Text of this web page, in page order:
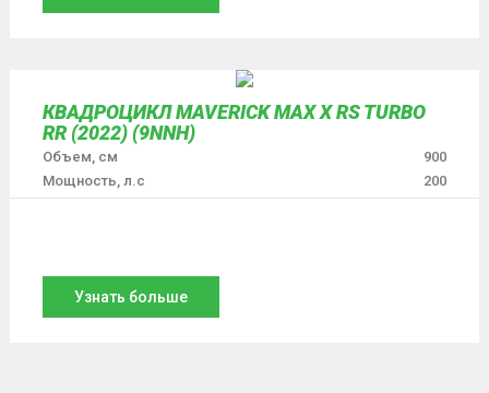
КВАДРОЦИКЛ MAVERICK MAX X RS TURBO
RR (2022) (9NNH)
Объем, см
900
Мощность, л.с
200
Узнать больше